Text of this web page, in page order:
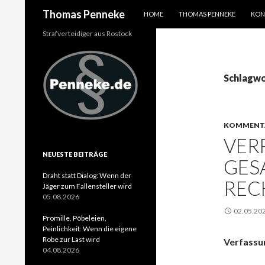
Thomas Penneke
HOME
THOMAS PENNEKE
Strafverteidiger aus Rostock
NEUESTE BEITRÄGE
Draht statt Dialog: Wenn der
Jäger zum Fallensteller wird
05.08.2026
Promille, Pöbeleien,
Peinlichkeit: Wenn die eigene
Robe zur Last wird
04.08.2026